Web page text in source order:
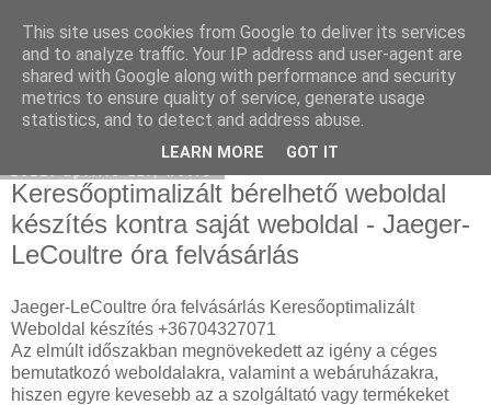
Használt Tesla
Keresőoptimalizált bérelhető weboldal
készítés kontra saját weboldal - Jaeger-
LeCoultre óra felvásárlás
Jaeger-LeCoultre óra felvásárlás Keresőoptimalizált
Weboldal készítés +36704327071
Az elmúlt időszakban megnövekedett az igény a céges
bemutatkozó weboldalakra, valamint a webáruházakra,
hiszen egyre kevesebb az a szolgáltató vagy termékeket
This site uses cookies from Google to deliver its services
and to analyze traffic. Your IP address and user-agent are
shared with Google along with performance and security
metrics to ensure quality of service, generate usage
statistics, and to detect and address abuse.
LEARN MORE GOT IT